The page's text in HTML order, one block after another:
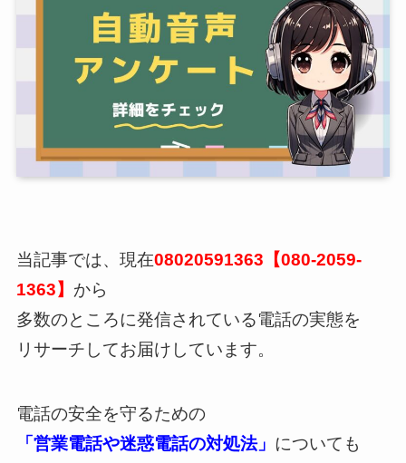
当記事では、現在08020591363【080-2059-
1363】 から
多数のところに発信されている電話の実態を
リサーチしてお届けしています。
電話の安全を守るための
「営業電話や迷惑電話の対処法」 についても